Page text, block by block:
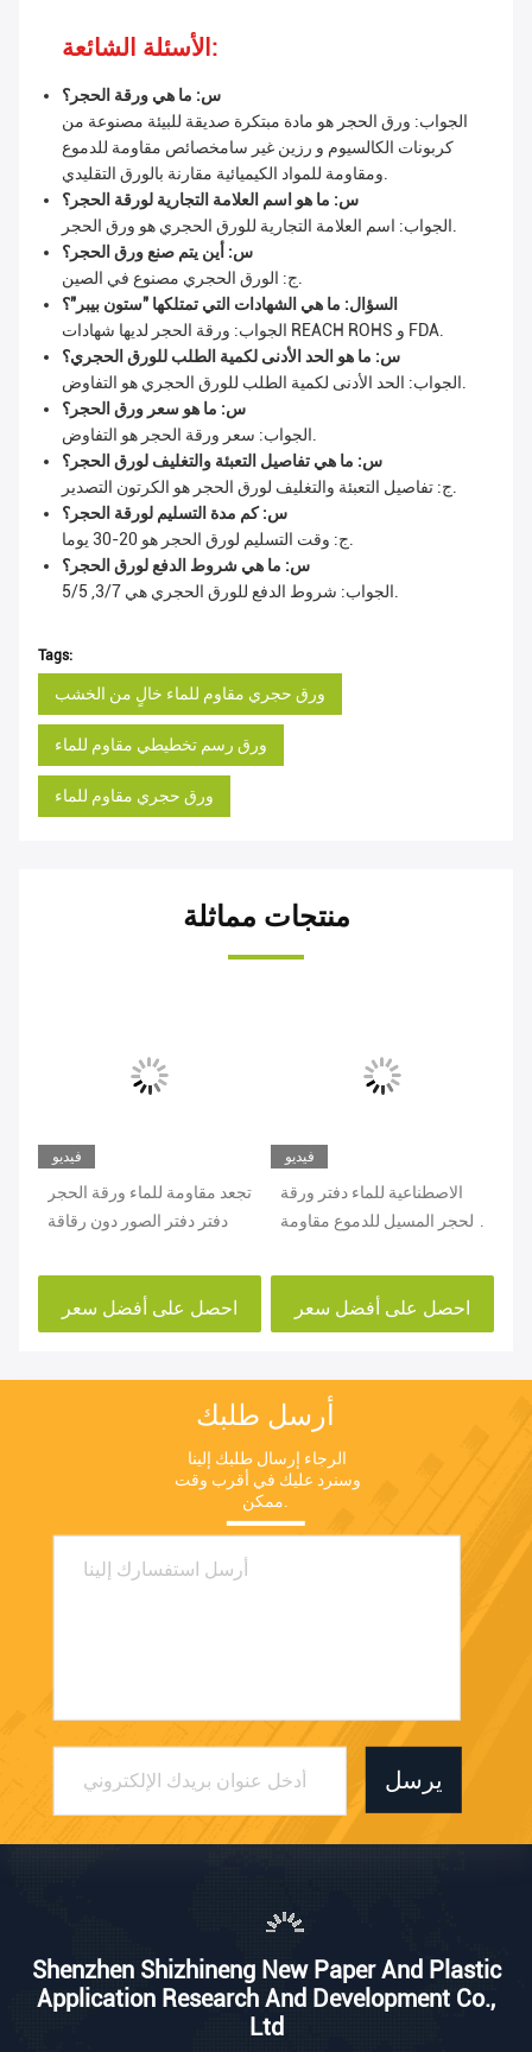
الأسئلة الشائعة:
س: ما هي ورقة الحجر؟
الجواب: ورق الحجر هو مادة مبتكرة صديقة للبيئة مصنوعة من
كربونات الكالسيوم و رزين غير سامخصائص مقاومة للدموع
ومقاومة للمواد الكيميائية مقارنة بالورق التقليدي.
س: ما هو اسم العلامة التجارية لورقة الحجر؟
الجواب: اسم العلامة التجارية للورق الحجري هو ورق الحجر.
س: أين يتم صنع ورق الحجر؟
ج: الورق الحجري مصنوع في الصين.
السؤال: ما هي الشهادات التي تمتلكها "ستون بيبر"؟
الجواب: ورقة الحجر لديها شهادات REACH ROHS و FDA.
س: ما هو الحد الأدنى لكمية الطلب للورق الحجري؟
الجواب: الحد الأدنى لكمية الطلب للورق الحجري هو التفاوض.
س: ما هو سعر ورق الحجر؟
الجواب: سعر ورقة الحجر هو التفاوض.
س: ما هي تفاصيل التعبئة والتغليف لورق الحجر؟
ج: تفاصيل التعبئة والتغليف لورق الحجر هو الكرتون التصدير.
س: كم مدة التسليم لورقة الحجر؟
ج: وقت التسليم لورق الحجر هو 20-30 يوما.
س: ما هي شروط الدفع لورق الحجر؟
الجواب: شروط الدفع للورق الحجري هي 3/7, 5/5.
Tags:
ورق حجري مقاوم للماء خالٍ من الخشب
ورق رسم تخطيطي مقاوم للماء
ورق حجري مقاوم للماء
منتجات مماثلة
فيديو
تجعد مقاومة للماء ورقة الحجر
دفتر دفتر الصور دون رقاقة
احصل على أفضل سعر
فيديو
الاصطناعية للماء دفتر ورقة
الحجر المسيل للدموع مقاومة
احصل على أفضل سعر
أرسل طلبك
يرسل
Shenzhen Shizhineng New Paper And Plastic
Application Research And Development Co.,
Ltd